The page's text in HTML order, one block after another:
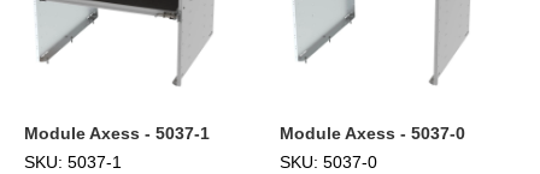
Module Axess - 5037-1
SKU: 5037-1
Module Axess - 5037-0
SKU: 5037-0